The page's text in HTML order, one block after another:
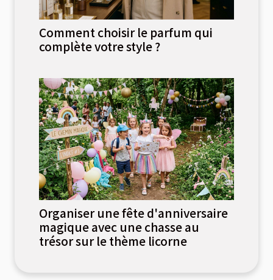
Comment choisir le parfum qui
complète votre style ?
Organiser une fête d'anniversaire
magique avec une chasse au
trésor sur le thème licorne